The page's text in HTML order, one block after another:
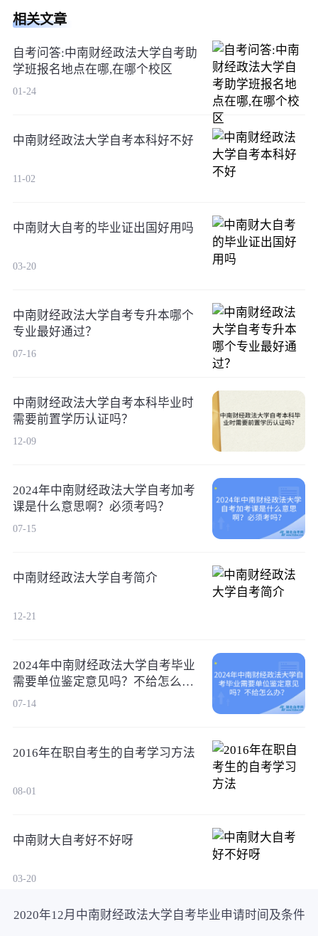
相关文章
自考问答:中南财经政法大学自考助
学班报名地点在哪,在哪个校区
01-24
中南财经政法大学自考本科好不好
11-02
中南财大自考的毕业证出国好用吗
03-20
中南财经政法大学自考专升本哪个
专业最好通过？
07-16
中南财经政法大学自考本科毕业时
需要前置学历认证吗？
12-09
2024年中南财经政法大学自考加考
课是什么意思啊？必须考吗？
07-15
中南财经政法大学自考简介
12-21
2024年中南财经政法大学自考毕业
需要单位鉴定意见吗？不给怎么
办？
07-14
2016年在职自考生的自考学习方法
08-01
中南财大自考好不好呀
03-20
2020年12月中南财经政法大学自考毕业申请时间及条件